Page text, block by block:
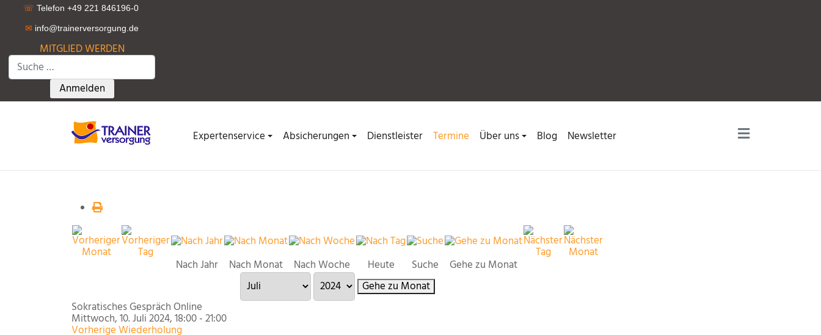
☏ Telefon +49 221 846196-0
✉ info@trainerversorgung.de
MITGLIED WERDEN
Suchen
Type 2 or more characters for results.
Anmelden
Expertenservice Absicherungen Dienstleister Termine Über uns Blog Newsletter
Nach Jahr Nach Monat Nach Woche Heute Suche
Gehe zu Monat
Gehe zu Monat
Sokratisches Gespräch Online
Mittwoch, 10. Juli 2024, 18:00 - 21:00
Vorherige Wiederholung